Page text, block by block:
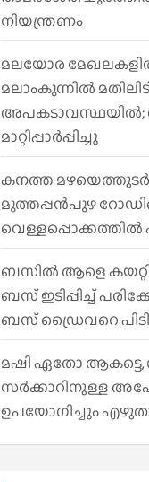
നിയന്ത്രണം
മലയോര
മലാംകുന്നിൽ
അപകടാവസ്ഥയിൽ;
മാറ്റിപ്പാർപ്പിച്ചു
കനത്ത
മുത്തപ്പൻപുഴ
വെള്ളപ്പൊക്കത്തിൽ
ബസിൽ ആളെ
ബസ് ഇടിപ്പിച്ച്
ബസ് ഡ്രൈവറെ
മഷി ഏതോ ആകട്ടെ,
സർക്കാറിനുള്ള
ഉപയോഗിച്ചും